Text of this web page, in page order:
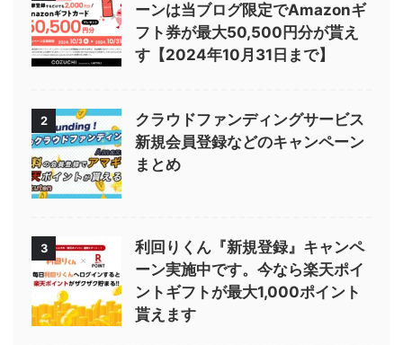
ーンは当ブログ限定でAmazonギ
フト券が最大50,500円分が貰え
す【2024年10月31日まで】
2
クラウドファンディングサービス
新規会員登録などのキャンペーン
まとめ
3
利回りくん『新規登録』キャンペ
ーン実施中です。今なら楽天ポイ
ントギフトが最大1,000ポイント
貰えます